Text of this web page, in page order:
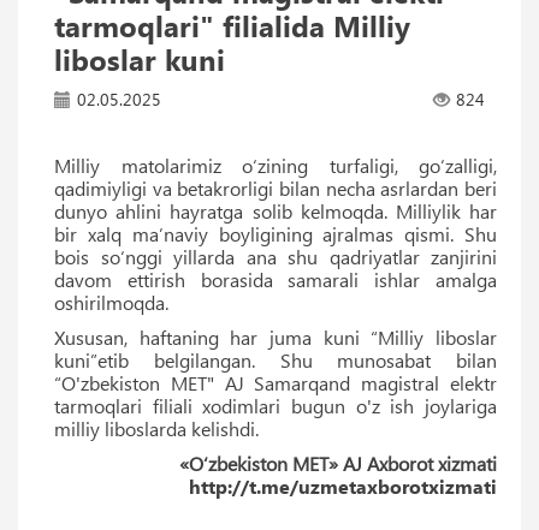
tarmoqlari" filialida Milliy
liboslar kuni
02.05.2025 824
Milliy matolarimiz o‘zining turfaligi, go‘zalligi,
qadimiyligi va betakrorligi bilan necha asrlardan beri
dunyo ahlini hayratga solib kelmoqda. Milliylik har
bir xalq ma’naviy boyligining ajralmas qismi. Shu
bois so‘nggi yillarda ana shu qadriyatlar zanjirini
davom ettirish borasida samarali ishlar amalga
oshirilmoqda.
Xususan, haftaning har juma kuni “Milliy liboslar
kuni”etib belgilangan. Shu munosabat bilan
“O'zbekiston MET" AJ Samarqand magistral elektr
tarmoqlari filiali xodimlari bugun o'z ish joylariga
milliy liboslarda kelishdi.
«O‘zbekiston MET» AJ Axborot xizmati
http://t.me/uzmetaxborotxizmati